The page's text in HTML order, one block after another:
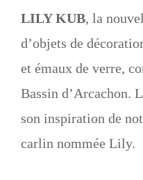
LILY KUB, la
d’objets de
et émaux de verre,
Bassin d’Arcachon.
son inspiration de
carlin nommée Lily.